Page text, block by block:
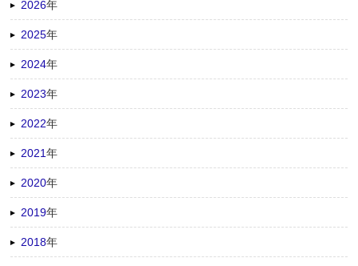
2026年
2025年
2024年
2023年
2022年
2021年
2020年
2019年
2018年